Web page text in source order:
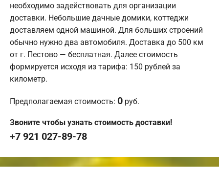
необходимо задействовать для организации
доставки. Небольшие дачные домики, коттеджи
доставляем одной машиной. Для больших строений
обычно нужно два автомобиля. Доставка до 500 км
от г. Пестово — бесплатная. Далее стоимость
формируется исходя из тарифа: 150 рублей за
километр.
Предполагаемая стоимость: 0 руб.
Звоните чтобы узнать стоимость доставки!
+7 921 027-89-78